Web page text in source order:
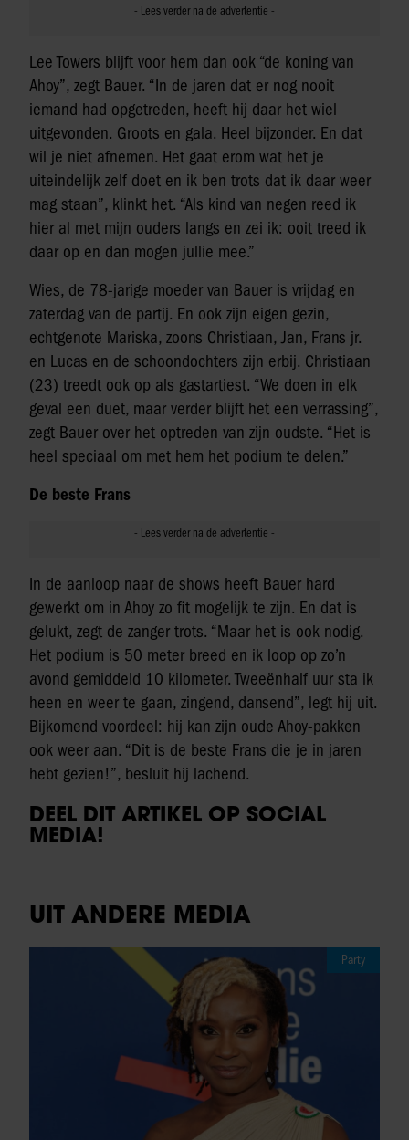
Lee Towers blijft voor hem dan ook “de koning van
Ahoy”, zegt Bauer. “In de jaren dat er nog nooit
iemand had opgetreden, heeft hij daar het wiel
uitgevonden. Groots en gala. Heel bijzonder. En dat
wil je niet afnemen. Het gaat erom wat het je
uiteindelijk zelf doet en ik ben trots dat ik daar weer
mag staan”, klinkt het. “Als kind van negen reed ik
hier al met mijn ouders langs en zei ik: ooit treed ik
daar op en dan mogen jullie mee.”
Wies, de 78-jarige moeder van Bauer is vrijdag en
zaterdag van de partij. En ook zijn eigen gezin,
echtgenote Mariska, zoons Christiaan, Jan, Frans jr.
en Lucas en de schoondochters zijn erbij. Christiaan
(23) treedt ook op als gastartiest. “We doen in elk
geval een duet, maar verder blijft het een verrassing”,
zegt Bauer over het optreden van zijn oudste. “Het is
heel speciaal om met hem het podium te delen.”
De beste Frans
In de aanloop naar de shows heeft Bauer hard
gewerkt om in Ahoy zo fit mogelijk te zijn. En dat is
gelukt, zegt de zanger trots. “Maar het is ook nodig.
Het podium is 50 meter breed en ik loop op zo’n
avond gemiddeld 10 kilometer. Tweeënhalf uur sta ik
heen en weer te gaan, zingend, dansend”, legt hij uit.
Bijkomend voordeel: hij kan zijn oude Ahoy-pakken
ook weer aan. “Dit is de beste Frans die je in jaren
hebt gezien!”, besluit hij lachend.
DEEL DIT ARTIKEL OP SOCIAL
MEDIA!
UIT ANDERE MEDIA
Party